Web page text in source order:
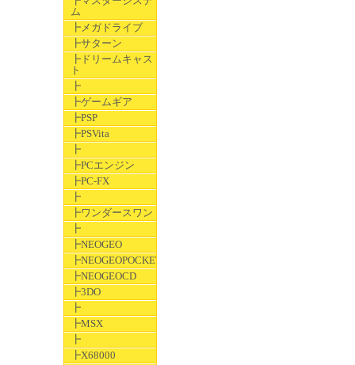
ム
┣メガドライブ
┣サターン
┣ドリームキャス
ト
┣
┣ゲームギア
┣PSP
┣PSVita
┣
┣PCエンジン
┣PC-FX
┣
┣ワンダースワン
┣
┣NEOGEO
┣NEOGEOPOCKET
┣NEOGEOCD
┣3DO
┣
┣MSX
┣
┣X68000